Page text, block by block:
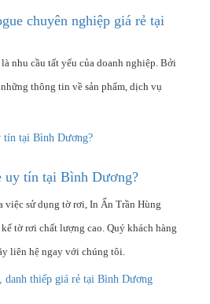
chuyên nghiệp giá rẻ tại
nhu cầu tất yếu của doanh nghiệp. Bởi
thông tin về sản phẩm, dịch vụ
uy tín tại Bình Dương?
việc sử dụng tờ rơi, In Ấn Trần Hùng
tờ rơi chất lượng cao. Quý khách hàng
liên hệ ngay với chúng tôi.